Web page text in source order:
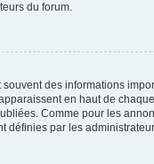
du forum.
des informations
en haut de
Comme pour les
définies par les